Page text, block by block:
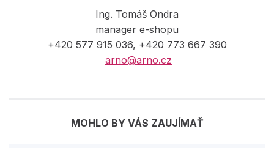
Ing. Tomáš Ondra
manager e-shopu
+420 577 915 036, +420 773 667 390
arno@arno.cz
MOHLO BY VÁS ZAUJÍMAŤ